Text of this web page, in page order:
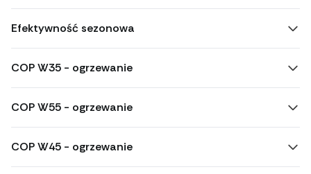
Efektywność sezonowa
COP W35 - ogrzewanie
COP W55 - ogrzewanie
COP W45 - ogrzewanie